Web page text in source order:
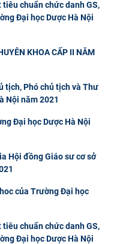
chuẩn chức danh GS,
Đại học Dược Hà Nội
KHOA CẤP II NĂM
tịch, Phó chủ tịch và Thư
Nội năm 2021
Đại học Dược Hà Nội
Hội đồng Giáo sư cơ sở
của Trường Đại học
chuẩn chức danh GS,
Đại học Dược Hà Nội